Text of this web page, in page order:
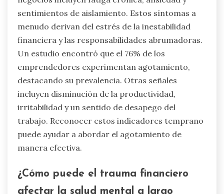
sentimientos de aislamiento. Estos síntomas a
menudo derivan del estrés de la inestabilidad
financiera y las responsabilidades abrumadoras.
Un estudio encontró que el 76% de los
emprendedores experimentan agotamiento,
destacando su prevalencia. Otras señales
incluyen disminución de la productividad,
irritabilidad y un sentido de desapego del
trabajo. Reconocer estos indicadores temprano
puede ayudar a abordar el agotamiento de
manera efectiva.
¿Cómo puede el trauma financiero
afectar la salud mental a largo